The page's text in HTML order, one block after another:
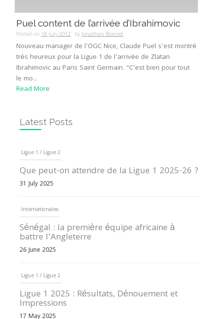
Puel content de l’arrivée d’Ibrahimovic
Posted on 18 July 2012 byJonathan Bonnet
Nouveau manager de l’OGC Nice, Claude Puel s’est montré
très heureux pour la Ligue 1 de l’arrivée de Zlatan
Ibrahimovic au Paris Saint Germain. “C’est bien pour tout
le mo...
Read More
Latest Posts
Ligue 1 / Ligue 2
Que peut-on attendre de la Ligue 1 2025-26 ?
31 July 2025
Internationales
Sénégal : la première équipe africaine à
battre l’Angleterre
26 June 2025
Ligue 1 / Ligue 2
Ligue 1 2025 : Résultats, Dénouement et
Impressions
17 May 2025